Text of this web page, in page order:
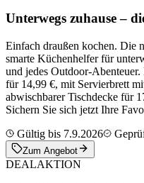
Unterwegs zuhause –
Einfach draußen kochen. Die
smarte Küchenhelfer für
und jedes Outdoor-
für 14,99 €, mit Servierbrett
abwischbarer Tischdecke für
Sichern Sie sich jetzt Ihre
Gültig bis 7.9.2026
Zum Angebot
DEALAKTION